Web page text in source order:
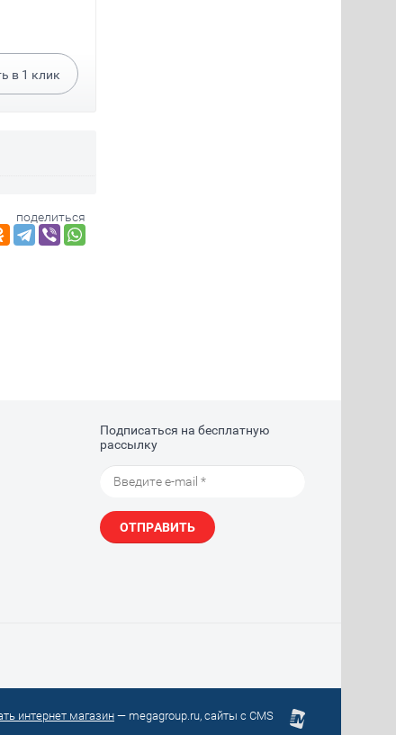
в 1 клик
поделиться
Подписаться на бесплатную
рассылку
ОТПРАВИТЬ
интернет магазин — megagroup.ru, сайты с CMS